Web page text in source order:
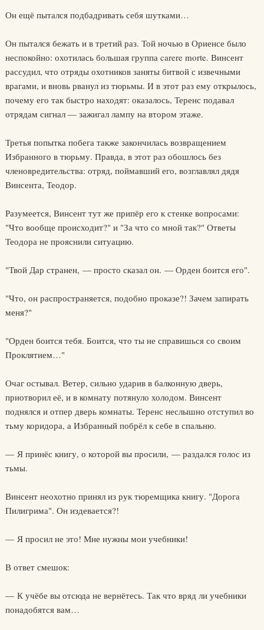
Он ещё пытался подбадривать себя шутками…
Он пытался бежать и в третий раз. Той ночью в Ориенсе было
неспокойно: охотилась большая группа carere morte. Винсент
рассудил, что отряды охотников заняты битвой с извечными
врагами, и вновь рванул из тюрьмы. И в этот раз ему открылось,
почему его так быстро находят: оказалось, Теренс подавал
отрядам сигнал — зажигал лампу на втором этаже.
Третья попытка побега также закончилась возвращением
Избранного в тюрьму. Правда, в этот раз обошлось без
членовредительства: отряд, поймавший его, возглавлял дядя
Винсента, Теодор.
Разумеется, Винсент тут же припёр его к стенке вопросами:
"Что вообще происходит?" и "За что со мной так?" Ответы
Теодора не прояснили ситуацию.
"Твой Дар странен, — просто сказал он. — Орден боится его".
"Что, он распространяется, подобно проказе?! Зачем запирать
меня?"
"Орден боится тебя. Боится, что ты не справишься со своим
Проклятием…"
Очаг остывал. Ветер, сильно ударив в балконную дверь,
приотворил её, и в комнату потянуло холодом. Винсент
поднялся и отпер дверь комнаты. Теренс неслышно отступил во
тьму коридора, а Избранный побрёл к себе в спальню.
— Я принёс книгу, о которой вы просили, — раздался голос из
тьмы.
Винсент неохотно принял из рук тюремщика книгу. "Дорога
Пилигрима". Он издевается?!
— Я просил не это! Мне нужны мои учебники!
В ответ смешок:
— К учёбе вы отсюда не вернётесь. Так что вряд ли учебники
понадобятся вам…